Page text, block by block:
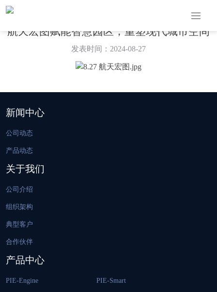
航天宏图赋能智慧园区，重塑现代城市空间
发表时间：2024-08-27
新闻中心
公司动态
产品动态
关于我们
公司介绍
组织架构
典型客户
合作伙伴
产品中心
PIE-Engine PIE-Smart